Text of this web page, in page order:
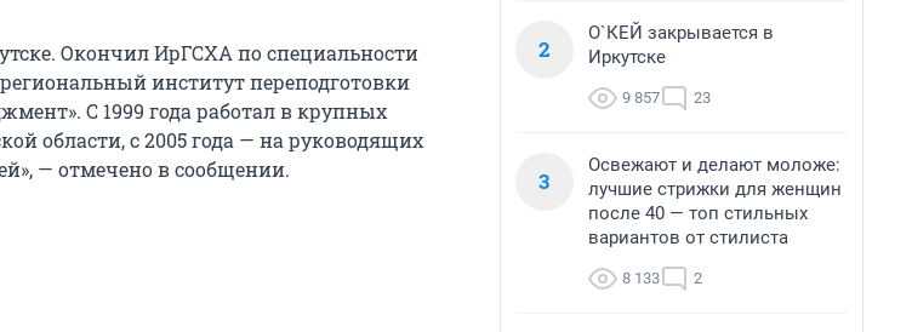
Окончил ИрГСХА по специальности
институт переподготовки
С 1999 года работал в крупных
области, с 2005 года — на руководящих
— отмечено в сообщении.
2
О`КЕЙ закрывается в
Иркутске
9 857 23
3
Освежают и делают моложе:
лучшие стрижки для женщин
после 40 — топ стильных
вариантов от стилиста
8 133 2